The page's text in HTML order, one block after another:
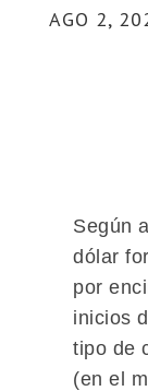
AGO 2,
Según
dólar
por
inicios
tipo de
(en el